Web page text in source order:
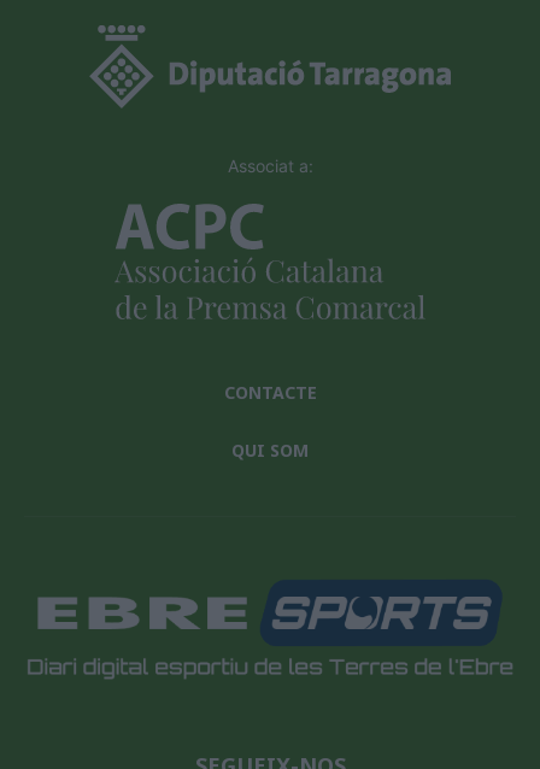
Associat a:
CONTACTE
QUI SOM